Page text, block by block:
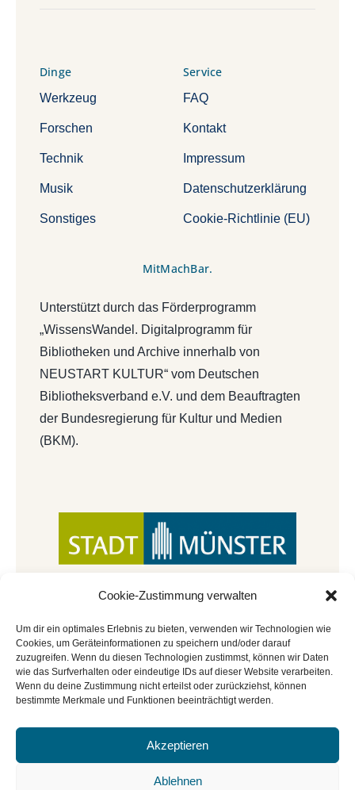
Cookie-Zustimmung verwalten
Um dir ein optimales Erlebnis zu bieten, verwenden wir Technologien wie
Cookies, um Geräteinformationen zu speichern und/oder darauf
zuzugreifen. Wenn du diesen Technologien zustimmst, können wir Daten
wie das Surfverhalten oder eindeutige IDs auf dieser Website verarbeiten.
Wenn du deine Zustimmung nicht erteilst oder zurückziehst, können
bestimmte Merkmale und Funktionen beeinträchtigt werden.
Akzeptieren
Ablehnen
Dinge
Werkzeug
Forschen
Technik
Musik
Sonstiges
Service
FAQ
Kontakt
Impressum
Datenschutzerklärung
Cookie-Richtlinie (EU)
MitMachBar.
Unterstützt durch das Förderprogramm
„WissensWandel. Digitalprogramm für
Bibliotheken und Archive innerhalb von
NEUSTART KULTUR“ vom Deutschen
Bibliotheksverband e.V. und dem Beauftragten
der Bundesregierung für Kultur und Medien
(BKM).
© Copyright 2022 - 2026 | Mitmachbar der
Cookie-Richtlinie